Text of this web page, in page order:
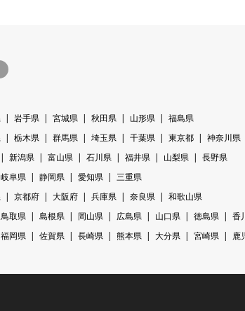
岩手県 宮城県 秋田県 山形県
福島県
栃木県 群馬県 埼玉県 千葉県 東京都
神奈川県
新潟県 富山県 石川県 福井県 山梨県
長野県
岐阜県 静岡県 愛知県
三重県
京都府 大阪府 兵庫県 奈良県
和歌山県
鳥取県 島根県 岡山県 広島県 山口県 徳島県 香
福岡県 佐賀県 長崎県 熊本県 大分県 宮崎県 鹿